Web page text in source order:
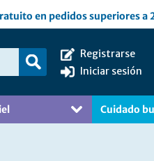
en pedidos superiores a
Registrarse
Iniciar sesión
Cuidado